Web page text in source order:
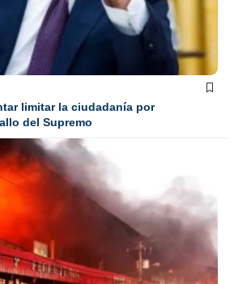
limitar la ciudadanía por
del Supremo